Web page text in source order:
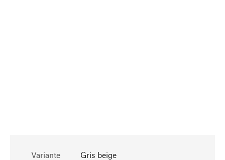
Variante Gris beige